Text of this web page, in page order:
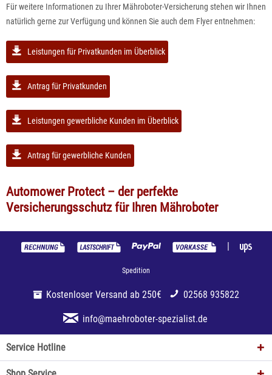
Für weitere Informationen zu Ihrer Mähroboter-Versicherung stehen wir Ihnen
natürlich gerne zur Verfügung und können Sie auch dem Flyer entnehmen:
Leistungen für Privatkunden im Überblick
Antrag für Privatkunden
Leistungen gewerbliche Kunden im Überblick
Antrag für gewerbliche Kunden
Automower Protect – der perfekte
Versicherungsschutz für Ihren Mähroboter
Spedition
Kostenloser Versand ab 250€ 02568 935822
info@maehroboter-spezialist.de
Service Hotline